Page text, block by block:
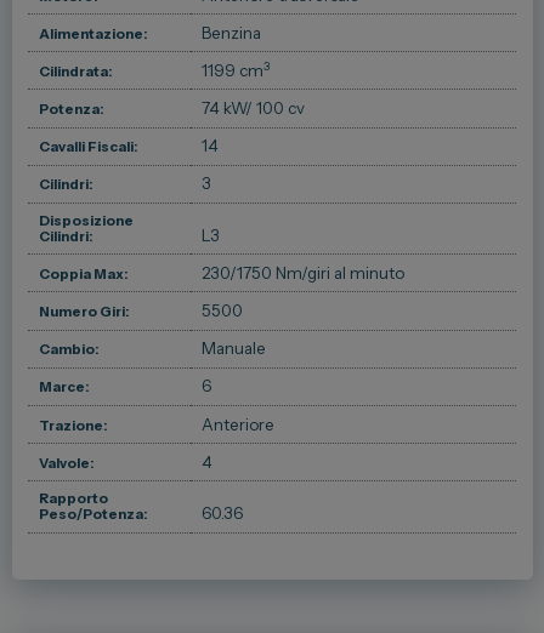
Alimentazione: Benzina
Cilindrata: 1199 cm3
Potenza: 74 kW/ 100 cv
Cavalli Fiscali: 14
Cilindri: 3
Disposizione
Cilindri:
L3
Coppia Max: 230/1750 Nm/giri al minuto
Numero Giri: 5500
Cambio: Manuale
Marce: 6
Trazione: Anteriore
Valvole: 4
Rapporto
Peso/Potenza:
60.36